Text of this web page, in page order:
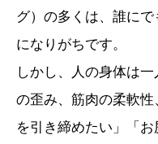
グ）の多くは、誰に
になりがちです。
しかし、人の身体は
の歪み、筋肉の柔軟
を引き締めたい」「